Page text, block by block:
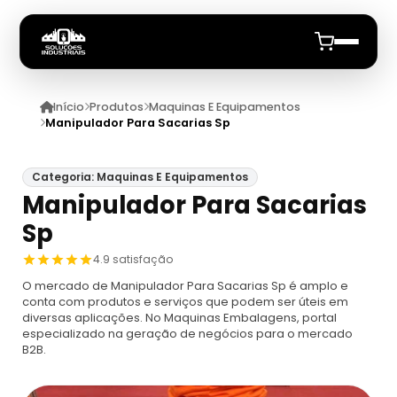
Início
Produtos
Maquinas E Equipamentos
Dosador
Máquina De Embalagem Compacta
Máquina Embaladora E Seladora
Datadores
Datadores
Datador De Potes
Anuncie
Início Produtos Maquinas E Equipamentos
Manipulador Para Sacarias Sp
Categoria: Maquinas E Equipamentos
Manipulador Para Sacarias
Sp
4.9 satisfação
O mercado de Manipulador Para Sacarias Sp é amplo e
conta com produtos e serviços que podem ser úteis em
diversas aplicações. No Maquinas Embalagens, portal
especializado na geração de negócios para o mercado
B2B.